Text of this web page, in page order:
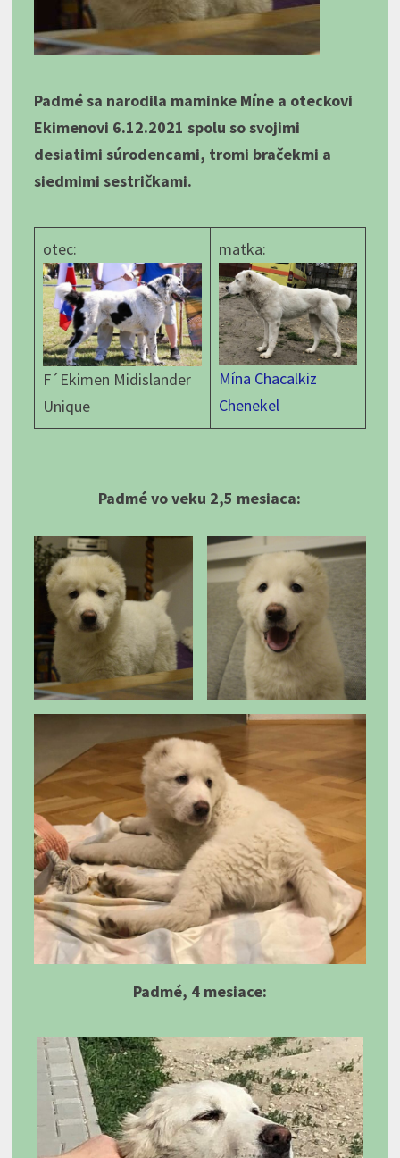
Padmé sa narodila maminke Míne a oteckovi
Ekimenovi 6.12.2021 spolu so svojimi
desiatimi súrodencami, tromi bračekmi a
siedmimi sestričkami.
otec:
F´Ekimen Midislander
Unique
matka:
Mína Chacalkiz
Chenekel
Padmé vo veku 2,5 mesiaca:
Padmé, 4 mesiace: